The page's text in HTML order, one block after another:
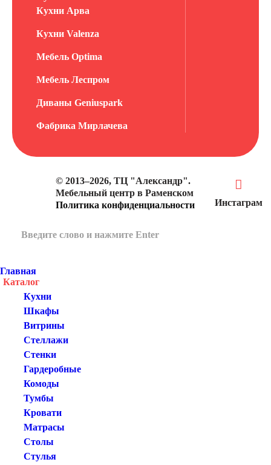
Кухни Арва
Кухни Valenza
Мебель Optima
Мебель Леспром
Диваны Geniuspark
Фабрика Мирлачева
© 2013–2026, ТЦ "Александр".
Мебельный центр в Раменском
Политика конфиденциальности
Инстаграм
Главная
Каталог
Кухни
Шкафы
Витрины
Стеллажи
Стенки
Гардеробные
Комоды
Тумбы
Кровати
Матрасы
Столы
Стулья